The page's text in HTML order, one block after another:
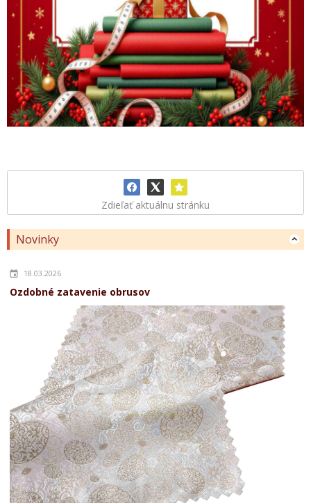
Zdieľať aktuálnu stránku
Novinky
18.03.2026
Ozdobné zatavenie obrusov